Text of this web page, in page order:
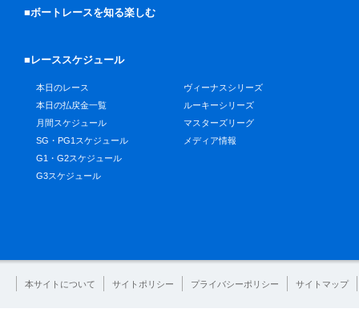
■ボートレースを知る楽しむ
■レーススケジュール
本日のレース
本日の払戻金一覧
月間スケジュール
SG・PG1スケジュール
G1・G2スケジュール
G3スケジュール
ヴィーナスシリーズ
ルーキーシリーズ
マスターズリーグ
メディア情報
本サイトについて サイトポリシー プライバシーポリシー サイトマップ